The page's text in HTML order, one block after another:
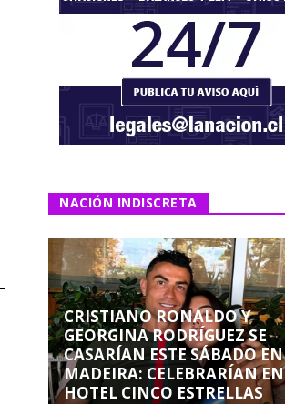
NACIÓN INDISCRETA
CRISTIANO RONALDO Y
GEORGINA RODRÍGUEZ SE
CASARÍAN ESTE SÁBADO EN
MADEIRA: CELEBRARÍAN EN
HOTEL CINCO ESTRELLAS